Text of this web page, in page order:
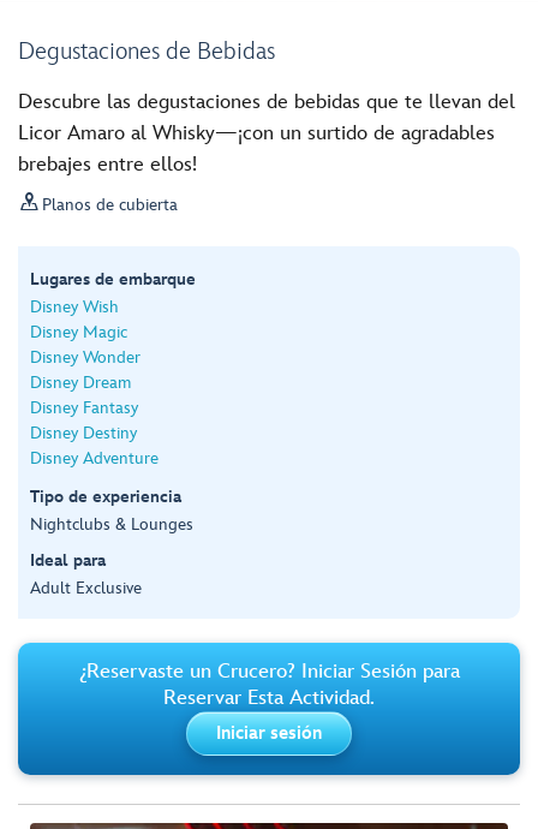
Degustaciones de Bebidas
Descubre las degustaciones de bebidas que te llevan del
Licor Amaro al Whisky—¡con un surtido de agradables
brebajes entre ellos!
 Planos de cubierta
Lugares de embarque
Disney Wish
Disney Magic
Disney Wonder
Disney Dream
Disney Fantasy
Disney Destiny
Disney Adventure
Tipo de experiencia
Nightclubs & Lounges
Ideal para
Adult Exclusive
¿Reservaste un Crucero? Iniciar Sesión para
Reservar Esta Actividad.
Iniciar sesión